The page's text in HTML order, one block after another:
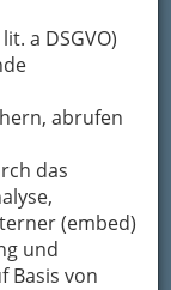
a DSGVO)
abrufen
das
(embed)
und
Basis von